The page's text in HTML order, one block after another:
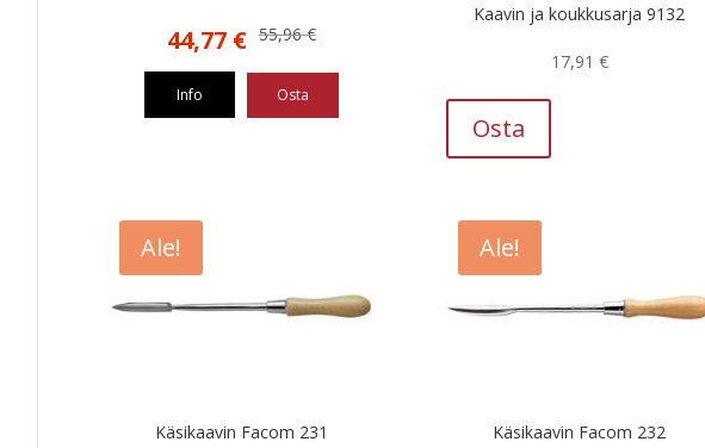
55,96€
Alkuperäinen
55,96 €.
44,77 €Nykyinen
44,77 €.
Info Osta
Kaavin ja koukkusarja 9132
17,91 €
Osta
Ale!
Käsikaavin Facom 231
Ale!
Käsikaavin Facom 232